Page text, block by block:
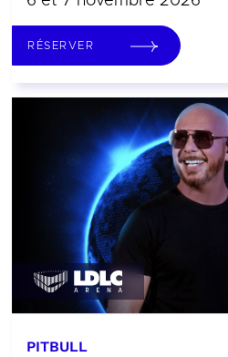
RÉSERVER
PITBULL